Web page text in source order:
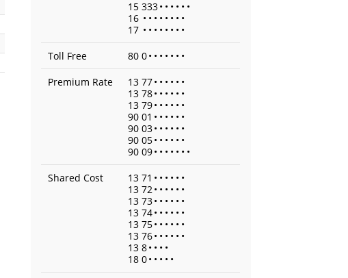
15 333• • • • • •
16 • • • • • • • •
17 • • • • • • • •
Toll Free
80 0• • • • • • •
Premium Rate
13 77• • • • • •
13 78• • • • • •
13 79• • • • • •
90 01 • • • • • •
90 03• • • • • •
90 05• • • • • •
90 09• • • • • • •
Shared Cost
13 71 • • • • • •
13 72• • • • • •
13 73• • • • • •
13 74• • • • • •
13 75• • • • • •
13 76• • • • • •
13 8• • • •
18 0• • • • •